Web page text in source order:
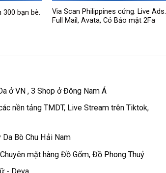
300 bạn bè.
Via Scan Philippines cứng. Live Ads.
Full Mail, Avata, Có Bảo mật 2Fa
ở VN , 3 Shop ở Đông Nam Á
nền tảng TMDT, Live Stream trên Tiktok,
Bò Chu Hải Nam
mặt hàng Đồ Gốm, Đồ Phong Thuỷ